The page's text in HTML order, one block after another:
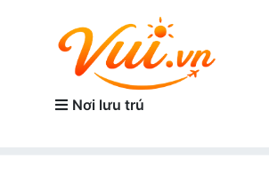
Nơi lưu trú